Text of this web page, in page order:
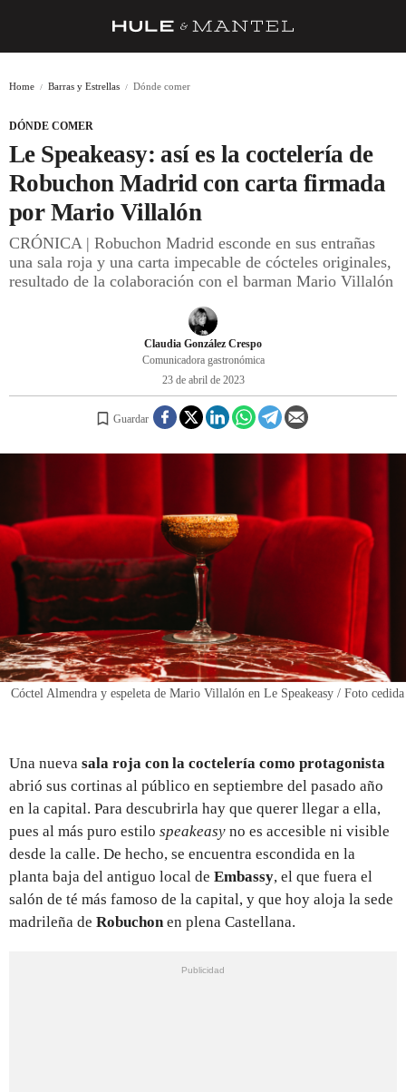
BARRAS Y ESTRELLAS
DÓNDE COMER
ÍDOLOS DE MESAS
CUADERNO DE VIAJE
REGISTRO
Home Barras y Estrellas Dónde comer
DÓNDE COMER
Le Speakeasy: así es la coctelería de
Robuchon Madrid con carta firmada
por Mario Villalón
CRÓNICA | Robuchon Madrid esconde en sus entrañas
una sala roja y una carta impecable de cócteles originales,
resultado de la colaboración con el barman Mario Villalón
Claudia González Crespo
Comunicadora gastronómica
23 de abril de 2023
Guardar
Cóctel Almendra y espeleta de Mario Villalón en Le Speakeasy / Foto cedida
Una nueva sala roja con la coctelería como protagonista
abrió sus cortinas al público en septiembre del pasado año
en la capital. Para descubrirla hay que querer llegar a ella,
pues al más puro estilo speakeasy no es accesible ni visible
desde la calle. De hecho, se encuentra escondida en la
planta baja del antiguo local de Embassy, el que fuera el
salón de té más famoso de la capital, y que hoy aloja la sede
madrileña de Robuchonen plena Castellana.